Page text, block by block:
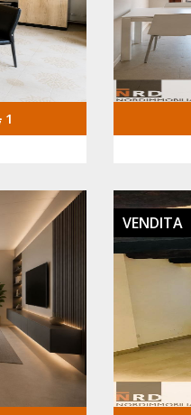
1
VENDITA